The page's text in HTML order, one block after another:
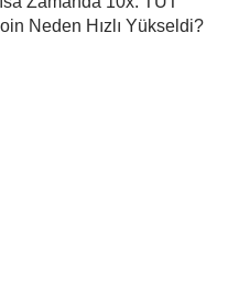
Neden Hızlı Yükseldi?